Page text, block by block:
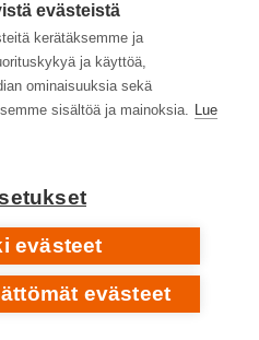
Big Beat(1976) ja
Seuraavan kerran Maelin
vuonna 1979 italialaisen
kanssa levytetyn
ansiosta.
evästeistä
kerätäksemme ja
ja käyttöä,
ominaisuuksia sekä
sisältöä ja mainoksia. Lue
evästeet
evästeet